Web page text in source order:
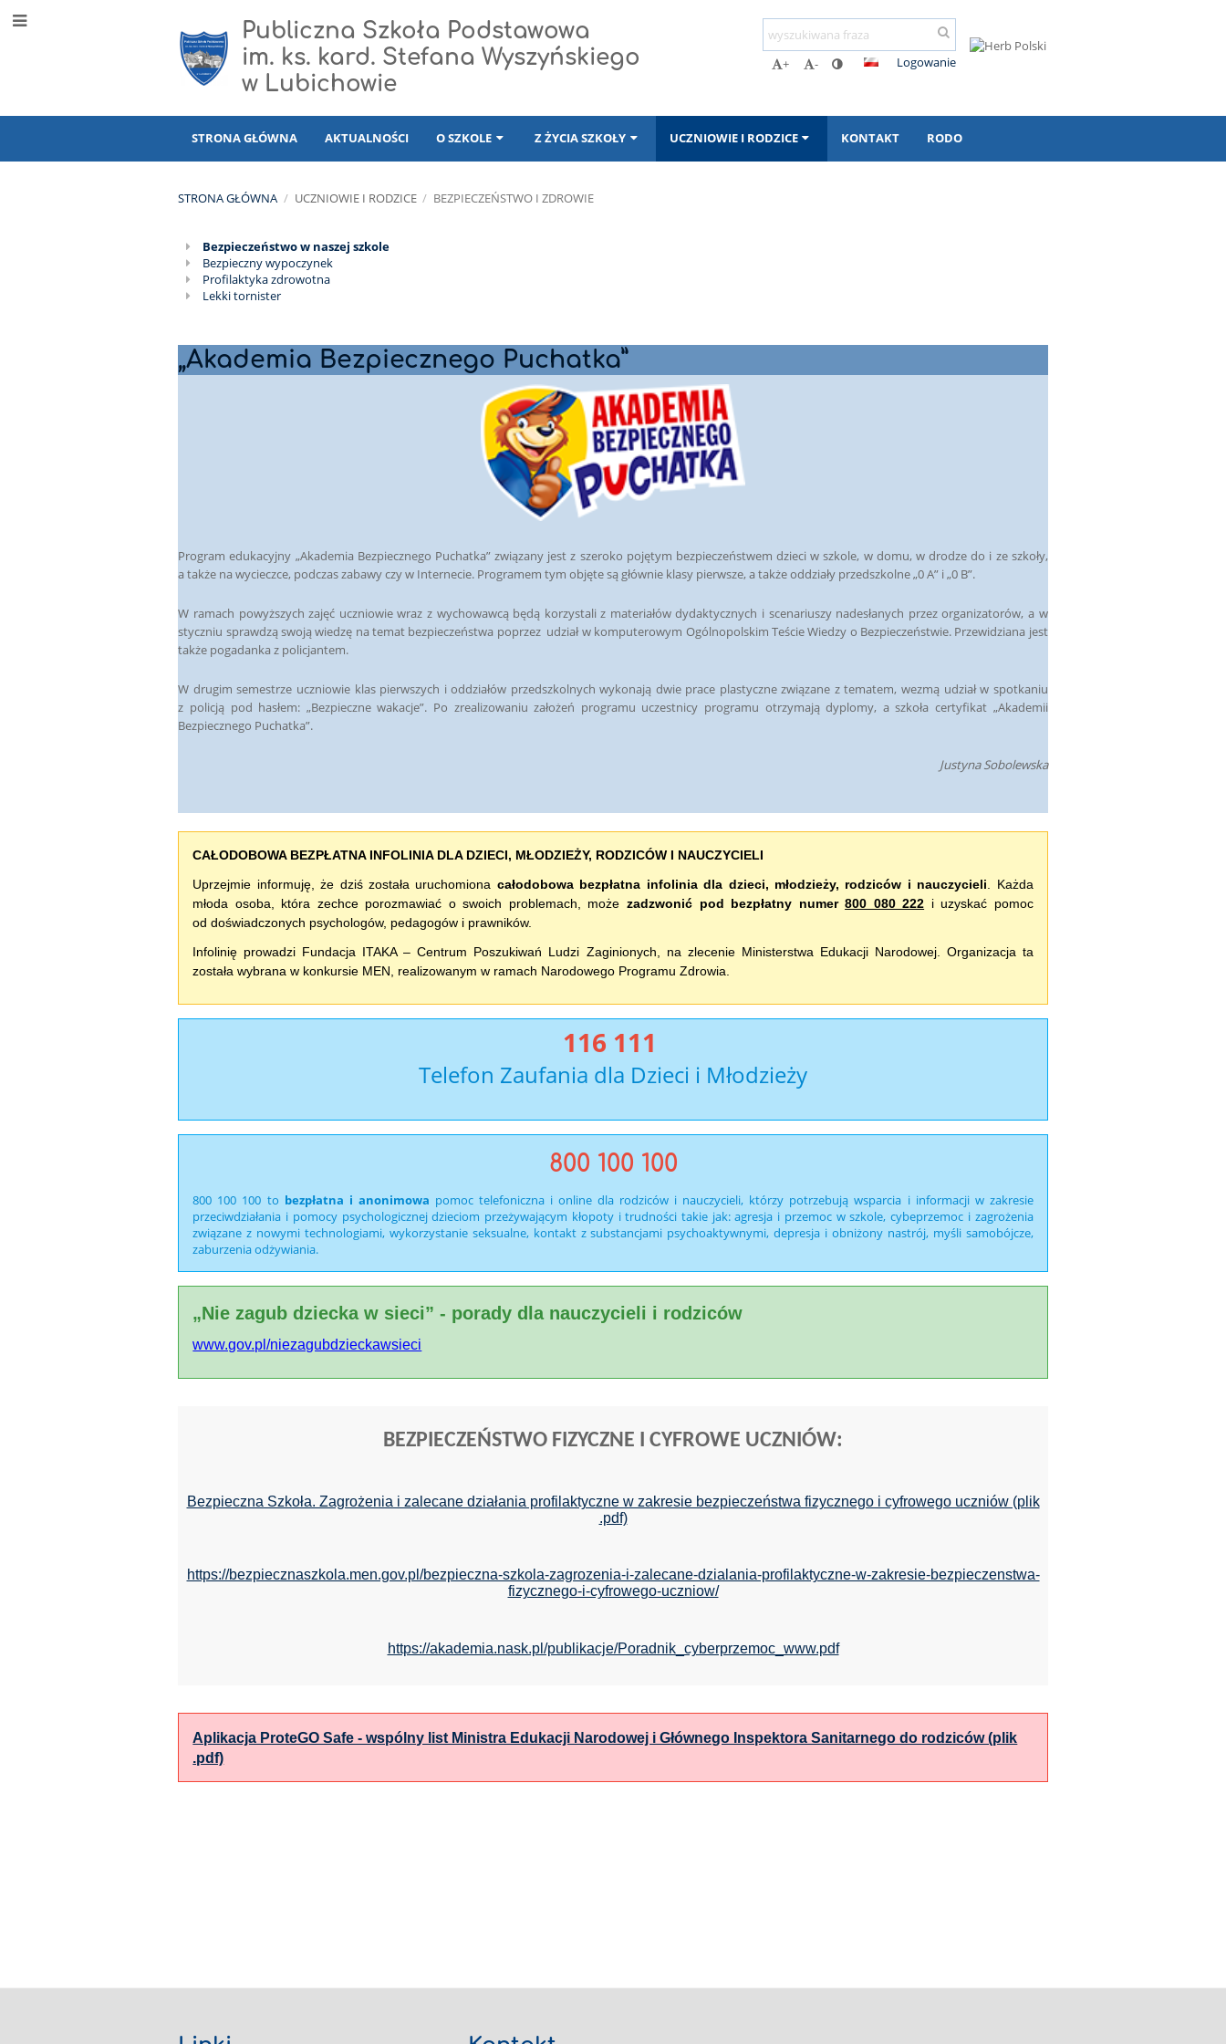
Publiczna Szkoła Podstawowa
im. ks. kard. Stefana Wyszyńskiego
w Lubichowie
+ - Logowanie
STRONA GŁÓWNA AKTUALNOŚCI O SZKOLE Z ŻYCIA SZKOŁY UCZNIOWIE I RODZICE KONTAKT RODO
STRONA GŁÓWNA / UCZNIOWIE I RODZICE / BEZPIECZEŃSTWO I ZDROWIE
Bezpieczeństwo
i
Bezpieczeństwo w naszej szkole
Bezpieczny wypoczynek
Profilaktyka zdrowotna
Lekki tornister
„Akademia Bezpiecznego Puchatka”
Program edukacyjny „Akademia Bezpiecznego Puchatka” związany jest z szeroko pojętym bezpieczeństwem dzieci w szkole, w domu, w drodze do i ze szkoły,
a także na wycieczce, podczas zabawy czy w Internecie. Programem tym objęte są głównie klasy pierwsze, a także oddziały przedszkolne „0 A” i „0 B”.
W ramach powyższych zajęć uczniowie wraz z wychowawcą będą korzystali z materiałów dydaktycznych i scenariuszy nadesłanych przez organizatorów, a w
styczniu sprawdzą swoją wiedzę na temat bezpieczeństwa poprzez udział w komputerowym Ogólnopolskim Teście Wiedzy o Bezpieczeństwie. Przewidziana jest
także pogadanka z policjantem.
W drugim semestrze uczniowie klas pierwszych i oddziałów przedszkolnych wykonają dwie prace plastyczne związane z tematem, wezmą udział w spotkaniu
z policją pod hasłem: „Bezpieczne wakacje”. Po zrealizowaniu założeń programu uczestnicy programu otrzymają dyplomy, a szkoła certyfikat „Akademii
Bezpiecznego Puchatka”.
Justyna Sobolewska
CAŁODOBOWA BEZPŁATNA INFOLINIA DLA DZIECI, MŁODZIEŻY, RODZICÓW I NAUCZYCIELI
Uprzejmie informuję, że dziś została uruchomiona całodobowa bezpłatna infolinia dla dzieci, młodzieży, rodziców i nauczycieli . Każda
młoda osoba, która zechce porozmawiać o swoich problemach, może zadzwonić pod bezpłatny numer800 080 222 i uzyskać pomoc
od doświadczonych psychologów, pedagogów i prawników.
Infolinię prowadzi Fundacja ITAKA – Centrum Poszukiwań Ludzi Zaginionych, na zlecenie Ministerstwa Edukacji Narodowej. Organizacja ta
została wybrana w konkursie MEN, realizowanym w ramach Narodowego Programu Zdrowia.
116 111
Telefon Zaufania dla Dzieci i Młodzieży
800 100 100
800 100 100 to bezpłatna i anonimowa pomoc telefoniczna i online dla rodziców i nauczycieli, którzy potrzebują wsparcia i informacji w zakresie
przeciwdziałania i pomocy psychologicznej dzieciom przeżywającym kłopoty i trudności takie jak: agresja i przemoc w szkole, cybeprzemoc i zagrożenia
związane z nowymi technologiami, wykorzystanie seksualne, kontakt z substancjami psychoaktywnymi, depresja i obniżony nastrój, myśli samobójcze,
zaburzenia odżywiania.
„Nie zagub dziecka w sieci” - porady dla nauczycieli i rodziców
www.gov.pl/niezagubdzieckawsieci
BEZPIECZEŃSTWO FIZYCZNE I CYFROWE UCZNIÓW:
Bezpieczna Szkoła. Zagrożenia i zalecane działania profilaktyczne w zakresie bezpieczeństwa fizycznego i cyfrowego uczniów (plik
.pdf)
https://bezpiecznaszkola.men.gov.pl/bezpieczna-szkola-zagrozenia-i-zalecane-dzialania-profilaktyczne-w-zakresie-bezpieczenstwa-
fizycznego-i-cyfrowego-uczniow/
https://akademia.nask.pl/publikacje/Poradnik_cyberprzemoc_www.pdf
Aplikacja ProteGO Safe - wspólny list Ministra Edukacji Narodowej i Głównego Inspektora Sanitarnego do rodziców (plik
.pdf)